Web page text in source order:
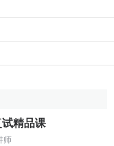
资中取得长期收益
精品课
师